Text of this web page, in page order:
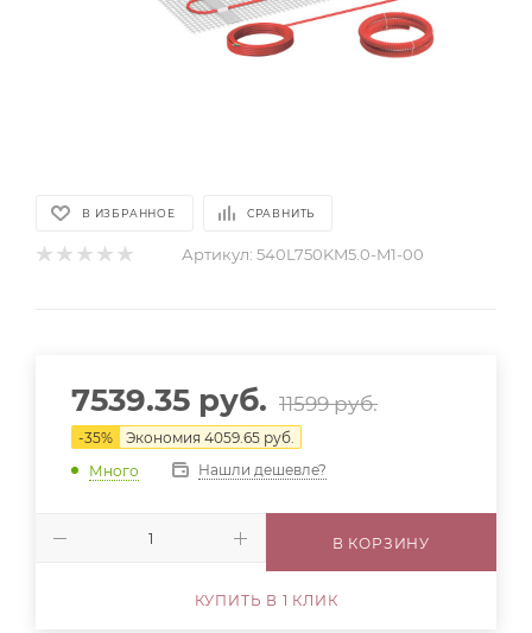
В ИЗБРАННОЕ СРАВНИТЬ
Артикул: 540L750KM5.0-M1-00
7539.35 руб. 11599руб.
-35% Экономия 4059.65 руб.
Много
Нашли дешевле?
В КОРЗИНУ
КУПИТЬ В 1 КЛИК